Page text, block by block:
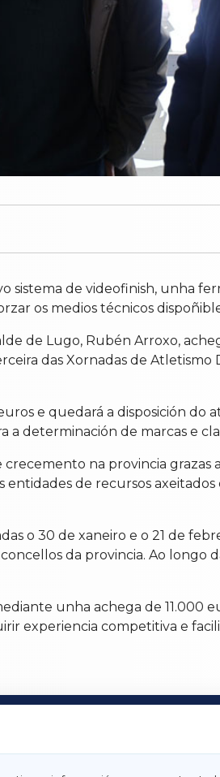
sistema de videofinish, unha
os medios técnicos
de Lugo, Rubén Arroxo,
das Xornadas de
e quedará a disposición do
determinación de marcas e
na provincia
de recursos
o 30 de xaneiro e o 21 de
da provincia. Ao
unha achega de 11.000
experiencia competitiva e